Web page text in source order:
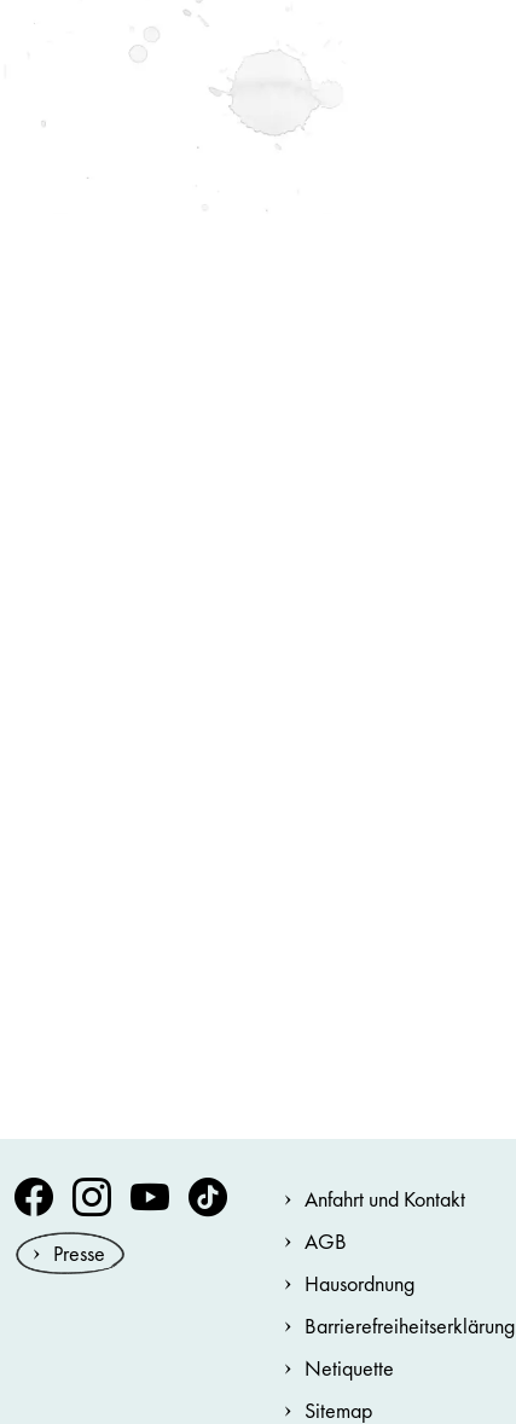
Volksoper Facebook
Volksoper Instagram
Volksoper Youtube
Volksoper TikTok
Presse
Anfahrt und Kontakt
AGB
Hausordnung
Barrierefreiheitserklärung
Netiquette
Sitemap